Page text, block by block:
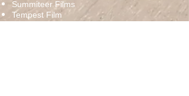
Summiteer Films
Tempest Film